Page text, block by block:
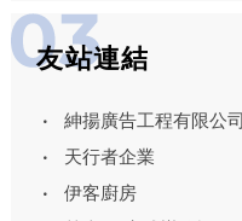
友站連結
紳揚廣告工程有限公司
天行者企業
伊客廚房